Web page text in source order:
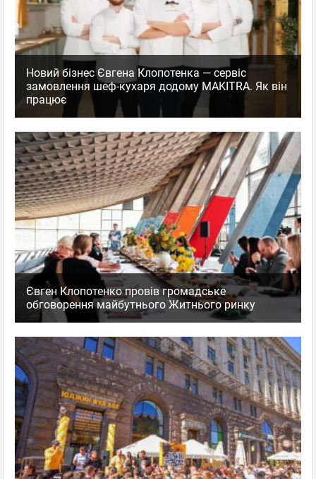
Новий бізнес Євгена Клопотенка — сервіс
замовлення шеф-кухаря додому MAKITRA. Як він
працює
Євген Клопотенко провів громадське
обговорення майбутнього Житнього ринку